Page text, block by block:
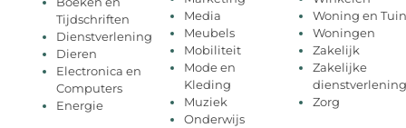
Tijdschriften
Dienstverlening
Dieren
Electronica en
Computers
Energie
Media
Meubels
Mobiliteit
Mode en
Kleding
Muziek
Onderwijs
Woning en Tuin
Woningen
Zakelijk
Zakelijke
dienstverlening
Zorg